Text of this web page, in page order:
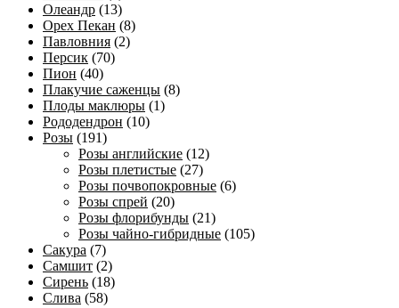
Олеандр (13)
Орех Пекан (8)
Павловния (2)
Персик (70)
Пион (40)
Плакучие саженцы (8)
Плоды маклюры (1)
Рододендрон (10)
Розы (191)
Розы английские (12)
Розы плетистые (27)
Розы почвопокровные (6)
Розы спрей (20)
Розы флорибунды (21)
Розы чайно-гибридные (105)
Сакура (7)
Самшит (2)
Сирень (18)
Слива (58)